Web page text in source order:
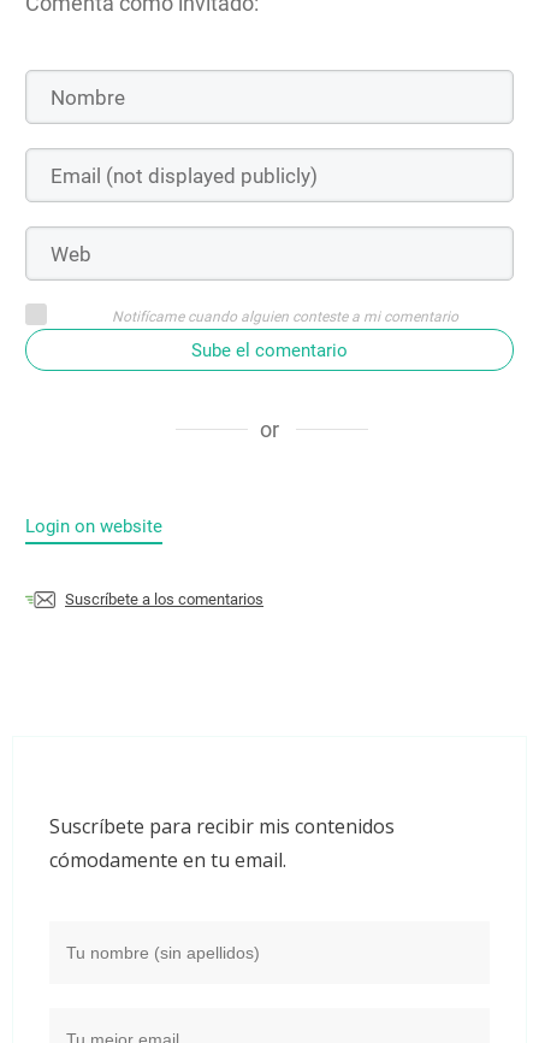
Notifícame cuando alguien conteste a mi comentario
Sube el comentario
or
Login on website
Suscríbete a los comentarios
Suscríbete para recibir mis contenidos
cómodamente en tu email.